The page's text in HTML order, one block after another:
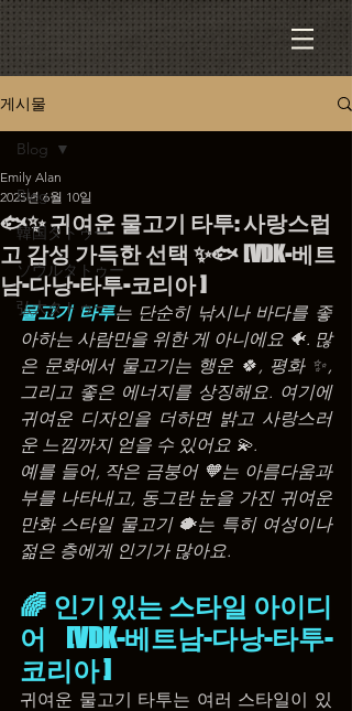
게시물
Blog
韓国タトゥー
ソウルタトゥー
弘大タトゥー
Blog
🐟✨ 귀여운 물고기 타투: 사랑스럽
고 감성 가득한 선택 ✨🐟 [VDK-베트
남-다낭-타투-코리아 ]
Emily Alan
2025년 6월 10일
물고기 타투는 단순히 낚시나 바다를 좋
아하는 사람만을 위한 게 아니에요 🐠. 많
은 문화에서 물고기는 행운 🍀, 평화 ✨,
그리고 좋은 에너지를 상징해요. 여기에
귀여운 디자인을 더하면 밝고 사랑스러
운 느낌까지 얻을 수 있어요 💫.
예를 들어, 작은 금붕어 🧡는 아름다움과
부를 나타내고, 동그란 눈을 가진 귀여운
만화 스타일 물고기 🐡는 특히 여성이나
젊은 층에게 인기가 많아요.
🌈 인기 있는 스타일 아이디
어 [VDK-베트남-다낭-타투-
코리아 ]
귀여운 물고기 타투는 여러 스타일이 있